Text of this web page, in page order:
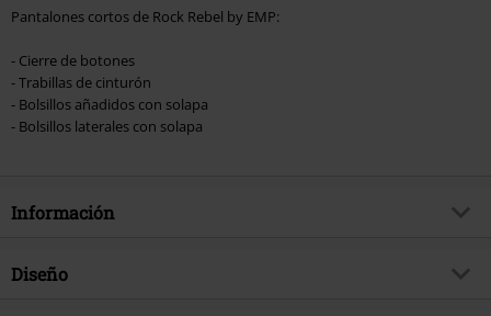
Pantalones cortos de Rock Rebel by EMP:
- Cierre de botones
- Trabillas de cinturón
- Bolsillos añadidos con solapa
- Bolsillos laterales con solapa
Información
Artículo no.
Diseño